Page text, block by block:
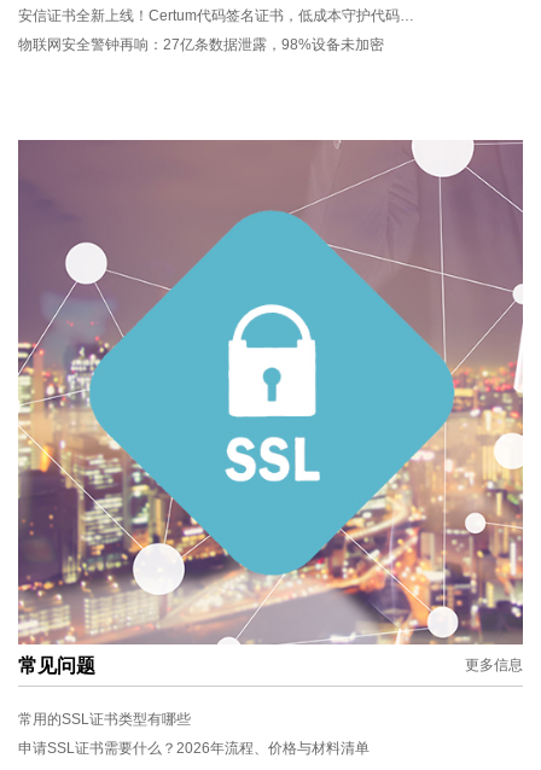
安信证书全新上线！Certum代码签名证书，低成本守护代码安全
物联网安全警钟再响：27亿条数据泄露，98%设备未加密
常见问题 更多信息
常用的SSL证书类型有哪些
申请SSL证书需要什么？2026年流程、价格与材料清单